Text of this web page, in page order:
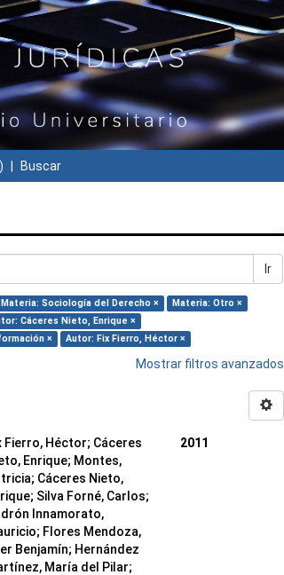
Buscar
Ir
Materia: Sociología del Derecho ×
Materia: Otro ×
Cáceres Nieto, Enrique ×
× Autor: Fix Fierro, Héctor ×
Mostrar filtros avanzados
Fierro, Héctor; Cáceres
Enrique; Montes,
; Cáceres Nieto,
; Silva Forné, Carlos;
Innamorato,
; Flores Mendoza,
Benjamín; Hernández
María del Pilar;
2011